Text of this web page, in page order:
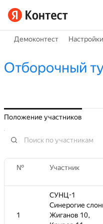
Демоконтест
Отборочный
Положение участников
№ Участник
1
СУНЦ-1
Синерогие
Жиганов 10,
B C
00:12
00:20
00:31
№ Участник
1
СУНЦ-1
Синерогие
Жиганов 10,